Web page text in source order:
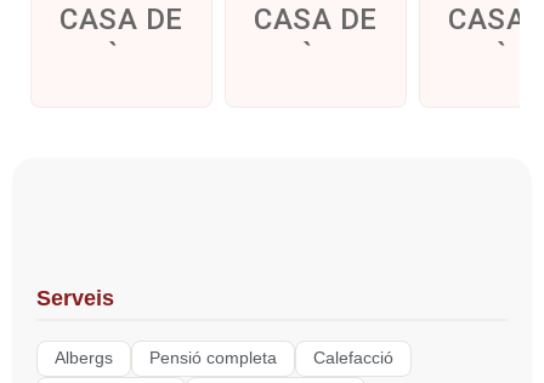
CASA DE
COLÒNIES
CASA DE
COLÒNIES
CASA
Serveis
Albergs Pensió completa
Calefacció